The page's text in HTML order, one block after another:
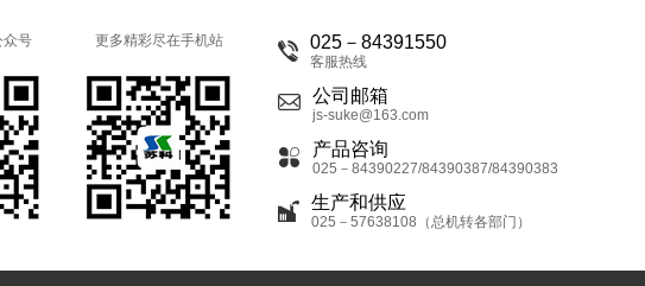
众号 更多精彩尽在手机站 025－84391550
客服热线
公司邮箱
js-suke@163.com
产品咨询
025－84390227/84390387/84390383
生产和供应
025－57638108（总机转各部门）